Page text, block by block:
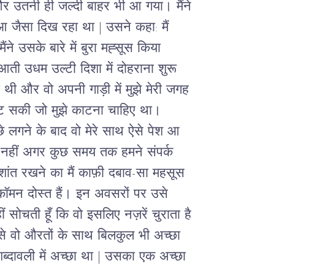
ही जल्दी बाहर भी आ गया। मैंने
जैसा दिख रहा था | उसने कहा: मैं
उसके बारे में बुरा मह्सूस किया
उधम उल्टी दिशा में दोहराना शुरू
और वो अपनी गाड़ी में मुझे मेरी जगह
सकी जो मुझे काटना चाहिए था।
लगने के बाद वो मेरे साथ ऐसे पेश आ
नहीं अगर कुछ समय तक हमने संपर्क
रखने का मैं काफ़ी दबाव-सा महसूस
दोस्त हैं। इन अवसरों पर उसे
सोचती हूँ कि वो इसलिए नज़रें चुराता है
से वो औरतों के साथ बिलकुल भी अच्छा
में अच्छा था | उसका एक अच्छा